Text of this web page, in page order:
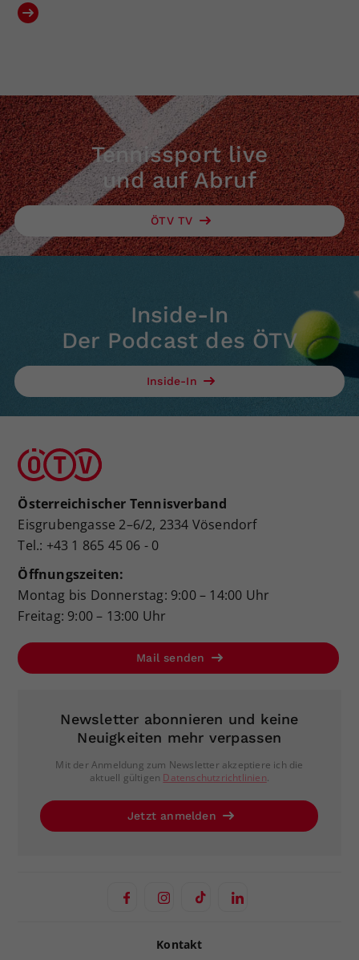
Tennissport live
und auf Abruf
ÖTV TV
Inside-In
Der Podcast des ÖTV
Inside-In
Österreichischer Tennisverband
Eisgrubengasse 2–6/2, 2334 Vösendorf
Tel.: +43 1 865 45 06 - 0
Öffnungszeiten:
Montag bis Donnerstag: 9:00 – 14:00 Uhr
Freitag: 9:00 – 13:00 Uhr
Mail senden
Newsletter abonnieren und keine
Neuigkeiten mehr verpassen
Mit der Anmeldung zum Newsletter akzeptiere ich die
aktuell gültigen Datenschutzrichtlinien.
Jetzt anmelden
Kontakt